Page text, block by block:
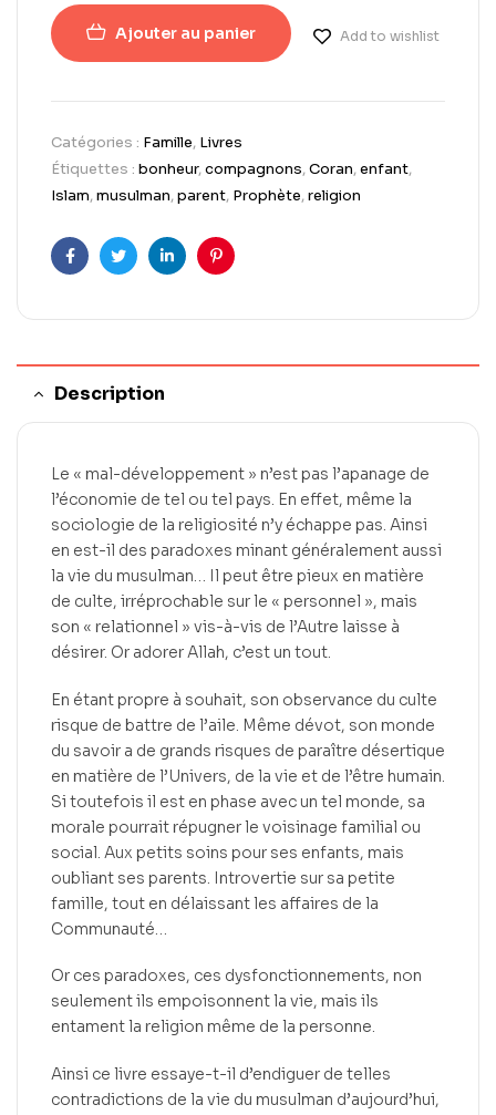
Ajouter au panier Add to wishlist
Catégories : Famille, Livres
Étiquettes : bonheur,compagnons,Coran,enfant,
Islam,musulman,parent, Prophète,religion
FacebookTwitterLinkedInPinterest
Description
Le « mal-développement » n’est pas l’apanage de
l’économie de tel ou tel pays. En effet, même la
sociologie de la religiosité n’y échappe pas. Ainsi
en est-il des paradoxes minant généralement aussi
la vie du musulman… Il peut être pieux en matière
de culte, irréprochable sur le « personnel », mais
son « relationnel » vis-à-vis de l’Autre laisse à
désirer. Or adorer Allah, c’est un tout.
En étant propre à souhait, son observance du culte
risque de battre de l’aile. Même dévot, son monde
du savoir a de grands risques de paraître désertique
en matière de l’Univers, de la vie et de l’être humain.
Si toutefois il est en phase avec un tel monde, sa
morale pourrait répugner le voisinage familial ou
social. Aux petits soins pour ses enfants, mais
oubliant ses parents. Introvertie sur sa petite
famille, tout en délaissant les affaires de la
Communauté…
Or ces paradoxes, ces dysfonctionnements, non
seulement ils empoisonnent la vie, mais ils
entament la religion même de la personne.
Ainsi ce livre essaye-t-il d’endiguer de telles
contradictions de la vie du musulman d’aujourd’hui,